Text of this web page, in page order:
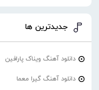
جدیدترین ها
دانلود آهنگ ویناک پارافین
دانلود آهنگ گیرا معما